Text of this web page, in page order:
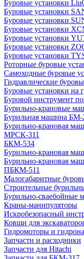
Буровые установки
Буровые установки
Буровые установки
Буровые установки
Буровые установки
Буровые установки
Буровые установки
Роторные буровые
Самоходные буровые
Гидравлические
Буровые установки на
Буровой инструмент
Бурильно-крановые
Бурильная машина БМ-
Бурильно-крановая
МРСК-311
БКМ-534
Бурильно-крановая
Бурильно-крановая
ПБКМ-511
Малогабаритные
Строительные
Бурильно-сваебойные
Краны-манипуляторы
Искробезопасный
Ковши для
Гидромоторы и
Запчасти и расходники
Запчасти для Hitachi